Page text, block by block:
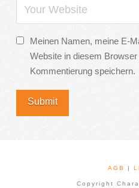
Meinen Namen, meine E-
Website in diesem
Kommentierung speichern.
AGB |
Copyright